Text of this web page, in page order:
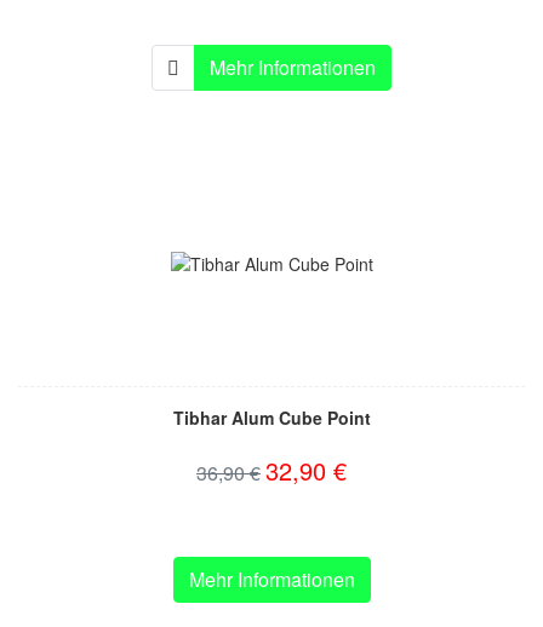
Mehr Informationen
Tibhar Alum Cube Point
36,90 €32,90 €
Mehr Informationen